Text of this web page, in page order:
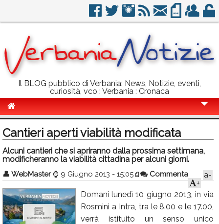
Il BLOG pubblico di Verbania: News, Notizie, eventi,
curiosità, vco : Verbania : Cronaca
Politica
Sport
Eventi
Info Utili
Rubriche
Cantieri aperti viabilità modificata
Alcuni cantieri che si apriranno dalla prossima settimana,
modificheranno la viabilità cittadina per alcuni giorni.
👤 WebMaster ⌚ 9 Giugno 2013 - 15:05 Commenta
a-
+
Domani lunedì 10 giugno 2013, in via
Rosmini a Intra, tra le 8.00 e le 17.00,
verrà istituito un senso unico